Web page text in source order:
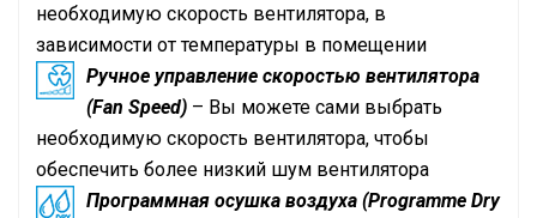
необходимую скорость вентилятора, в
зависимости от температуры в помещении
Ручное управление скоростью вентилятора
(Fan Speed) – Вы можете сами выбрать
необходимую скорость вентилятора, чтобы
обеспечить более низкий шум вентилятора
Программная осушка воздуха (Programme Dry